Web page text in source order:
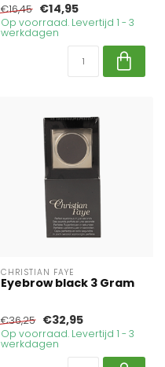
€16,45 €14,95
Op voorraad. Levertijd 1 - 3
werkdagen
CHRISTIAN FAYE
Eyebrow black 3 Gram
€36,25 €32,95
Op voorraad. Levertijd 1 - 3
werkdagen